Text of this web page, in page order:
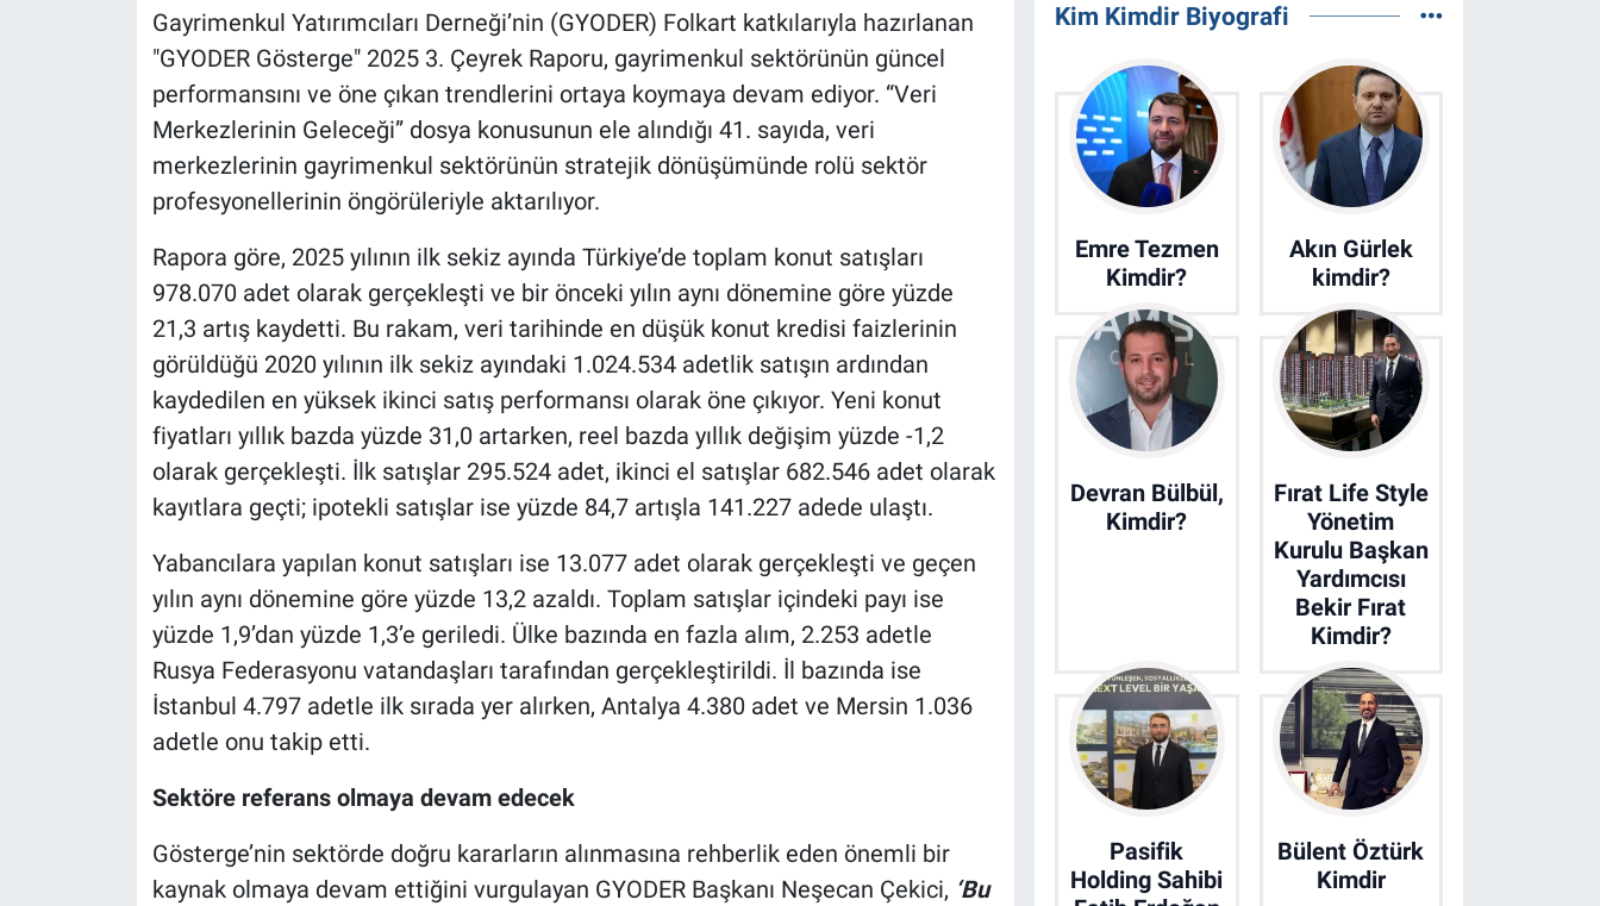
Gayrimenkul Yatırımcıları Derneği’nin (GYODER) Folkart katkılarıyla hazırlanan
"GYODER Gösterge" 2025 3. Çeyrek Raporu, gayrimenkul sektörünün güncel
performansını ve öne çıkan trendlerini ortaya koymaya devam ediyor. “Veri
Merkezlerinin Geleceği” dosya konusunun ele alındığı 41. sayıda, veri
merkezlerinin gayrimenkul sektörünün stratejik dönüşümünde rolü sektör
profesyonellerinin öngörüleriyle aktarılıyor.
Rapora göre, 2025 yılının ilk sekiz ayında Türkiye’de toplam konut satışları
978.070 adet olarak gerçekleşti ve bir önceki yılın aynı dönemine göre yüzde
21,3 artış kaydetti. Bu rakam, veri tarihinde en düşük konut kredisi faizlerinin
görüldüğü 2020 yılının ilk sekiz ayındaki 1.024.534 adetlik satışın ardından
kaydedilen en yüksek ikinci satış performansı olarak öne çıkıyor. Yeni konut
fiyatları yıllık bazda yüzde 31,0 artarken, reel bazda yıllık değişim yüzde -1,2
olarak gerçekleşti. İlk satışlar 295.524 adet, ikinci el satışlar 682.546 adet olarak
kayıtlara geçti; ipotekli satışlar ise yüzde 84,7 artışla 141.227 adede ulaştı.
Yabancılara yapılan konut satışları ise 13.077 adet olarak gerçekleşti ve geçen
yılın aynı dönemine göre yüzde 13,2 azaldı. Toplam satışlar içindeki payı ise
yüzde 1,9’dan yüzde 1,3’e geriledi. Ülke bazında en fazla alım, 2.253 adetle
Rusya Federasyonu vatandaşları tarafından gerçekleştirildi. İl bazında ise
İstanbul 4.797 adetle ilk sırada yer alırken, Antalya 4.380 adet ve Mersin 1.036
adetle onu takip etti.
Sektöre referans olmaya devam edecek
Gösterge’nin sektörde doğru kararların alınmasına rehberlik eden önemli bir
kaynak olmaya devam ettiğini vurgulayan GYODER Başkanı Neşecan Çekici, ‘Bu
Kim Kimdir Biyografi
Emre Tezmen
Kimdir?
Akın Gürlek
kimdir?
Devran Bülbül,
Kimdir?
Fırat Life Style
Yönetim
Kurulu Başkan
Yardımcısı
Bekir Fırat
Kimdir?
Pasifik
Holding Sahibi
Bülent Öztürk
Kimdir